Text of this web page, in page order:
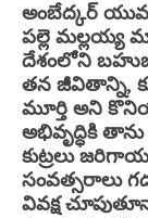
అంబేద్కర్
పల్లె
దేశంలోని
తన జీవితాన్ని,
మూర్తి అని
అభివృద్ధికి
కుట్రలు
సంవత్సరాలు
వివక్ష